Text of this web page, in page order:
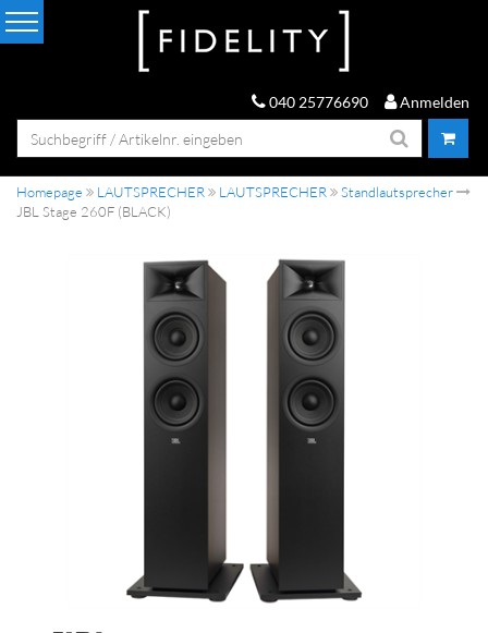
040 25776690 Anmelden
Homepage LAUTSPRECHER LAUTSPRECHER
Standlautsprecher
JBL Stage 260F (BLACK)